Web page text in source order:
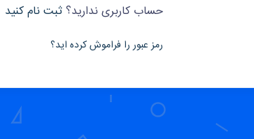
حساب کاربری ندارید؟ثبت نام کنید
رمز عبور را فراموش کرده اید؟